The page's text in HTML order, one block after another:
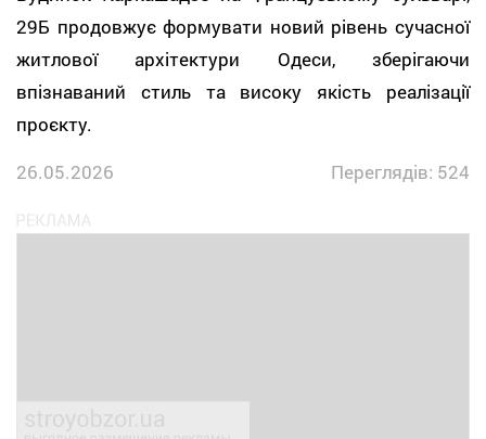
29Б продовжує формувати новий рівень сучасної
житлової архітектури Одеси, зберігаючи
впізнаваний стиль та високу якість реалізації
проєкту.
26.05.2026
Переглядів: 524